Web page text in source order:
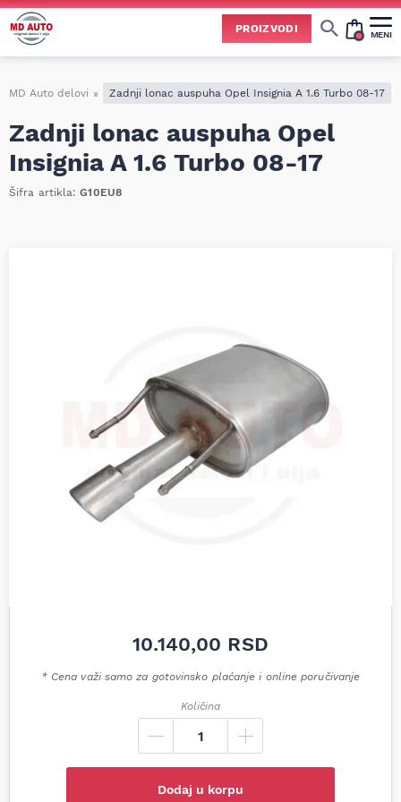
PROIZVODI MENI
MD Auto delovi » Zadnji lonac auspuha Opel Insignia A 1.6 Turbo 08-17
Zadnji lonac auspuha Opel
Insignia A 1.6 Turbo 08-17
Šifra artikla:G10EU8
10.140,00 RSD
* Cena važi samo za gotovinsko plaćanje i online poručivanje
Količina
Dodaj u korpu